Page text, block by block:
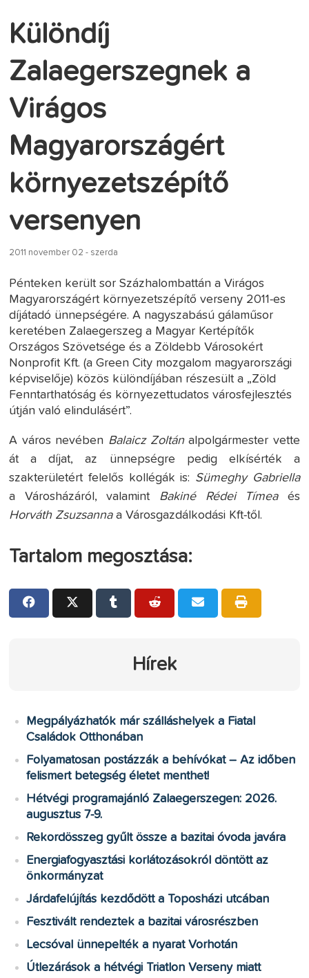
Különdíj
Zalaegerszegnek a
Virágos
Magyarországért
környezetszépítő
versenyen
2011 november 02 - szerda
Pénteken került sor Százhalombattán a Virágos
Magyarországért környezetszépítő verseny 2011-es
díjátadó ünnepségére. A nagyszabású gálaműsor
keretében Zalaegerszeg a Magyar Kertépítők
Országos Szövetsége és a Zöldebb Városokért
Nonprofit Kft. (a Green City mozgalom magyarországi
képviselője) közös különdíjában részesült a „Zöld
Fenntarthatóság és környezettudatos városfejlesztés
útján való elindulásért”.
A város nevében Balaicz Zoltánalpolgármester vette
át a díjat, az ünnepségre pedig elkísérték a
szakterületért felelős kollégák is: Sümeghy Gabriella
a Városházáról, valamint Bakiné Rédei Tímeaés
Horváth Zsuzsannaa Városgazdálkodási Kft-től.
Tartalom megosztása:
Hírek
Megpályázhatók már szálláshelyek a Fiatal
Családok Otthonában
Folyamatosan postázzák a behívókat – Az időben
felismert betegség életet menthet!
Hétvégi programajánló Zalaegerszegen: 2026.
augusztus 7-9.
Rekordösszeg gyűlt össze a bazitai óvoda javára
Energiafogyasztási korlátozásokról döntött az
önkormányzat
Járdafelújítás kezdődött a Toposházi utcában
Fesztivált rendeztek a bazitai városrészben
Lecsóval ünnepelték a nyarat Vorhotán
Útlezárások a hétvégi Triatlon Verseny miatt